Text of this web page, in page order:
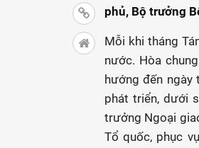
phủ, Bộ trưởng
Mỗi khi tháng
nước. Hòa
hướng đến
phát triển, dưới
trưởng Ngoại
Tổ quốc, phục